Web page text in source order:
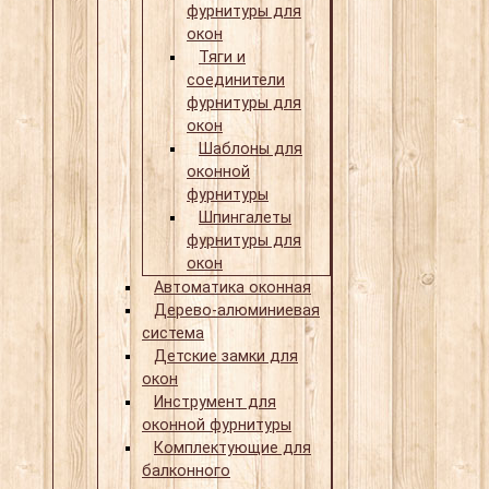
фурнитуры для
окон
Тяги и
соединители
фурнитуры для
окон
Шаблоны для
оконной
фурнитуры
Шпингалеты
фурнитуры для
окон
Автоматика оконная
Дерево-алюминиевая
система
Детские замки для
окон
Инструмент для
оконной фурнитуры
Комплектующие для
балконного